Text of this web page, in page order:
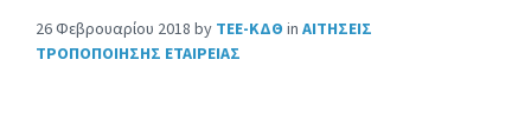
26 Φεβρουαρίου 2018 by ΤΕΕ-ΚΔΘ in ΑΙΤΗΣΕΙΣ
ΤΡΟΠΟΠΟΙΗΣΗΣ ΕΤΑΙΡΕΙΑΣ